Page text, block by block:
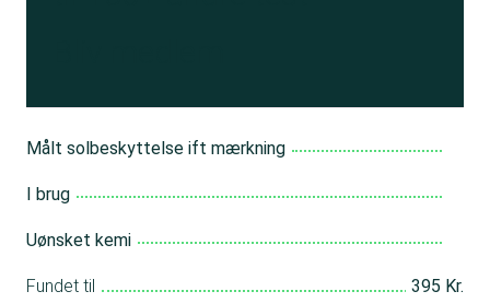
Målt solbeskyttelse ift mærkning
I brug
Uønsket kemi
Fundet til 395 Kr.